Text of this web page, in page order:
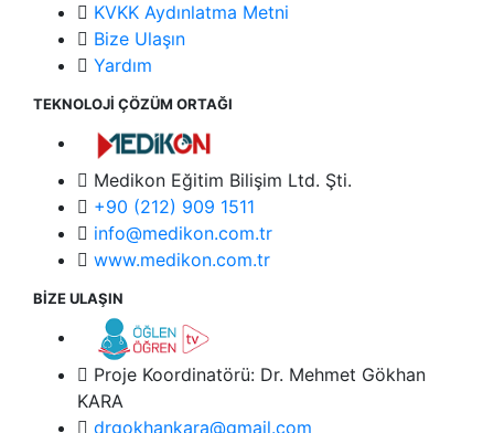
KVKK Aydınlatma Metni
Bize Ulaşın
Yardım
TEKNOLOJİ ÇÖZÜM ORTAĞI
Medikon Eğitim Bilişim Ltd. Şti.
+90 (212) 909 1511
info@medikon.com.tr
www.medikon.com.tr
BİZE ULAŞIN
Proje Koordinatörü: Dr. Mehmet Gökhan
KARA
drgokhankara@gmail.com